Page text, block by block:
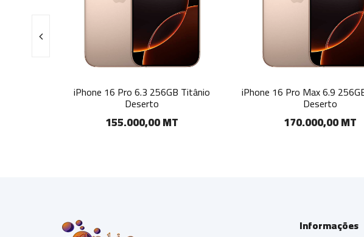
iPhone 16 Pro Max 6.9 256GB Titânio
Deserto
170.000,00 MT
iPhone 16 Pro Max
Natural
185.000,00
Informações